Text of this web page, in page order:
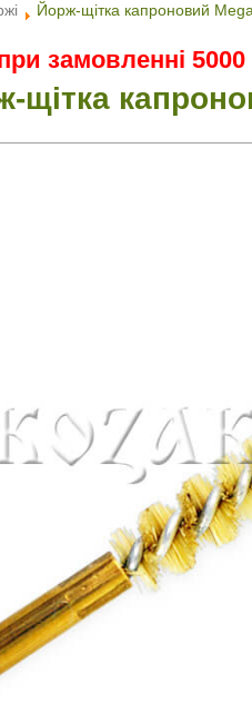
Йорж-щітка капроновий
замовленні
щітка